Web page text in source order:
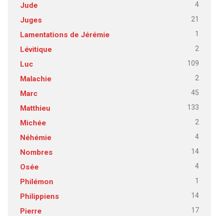
Jude 4
Juges 21
Lamentations de Jérémie 1
Lévitique 2
Luc 109
Malachie 2
Marc 45
Matthieu 133
Michée 2
Néhémie 4
Nombres 14
Osée 4
Philémon 1
Philippiens 14
Pierre 17